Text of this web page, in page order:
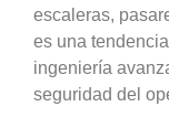
escaleras,
es una
ingeniería
seguridad del